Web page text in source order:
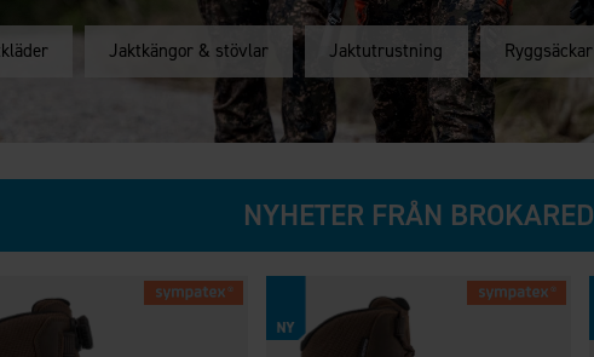
Jaktkängor & stövlar Jaktutrustning Ryggsäckar
NYHETER FRÅN BROKARED